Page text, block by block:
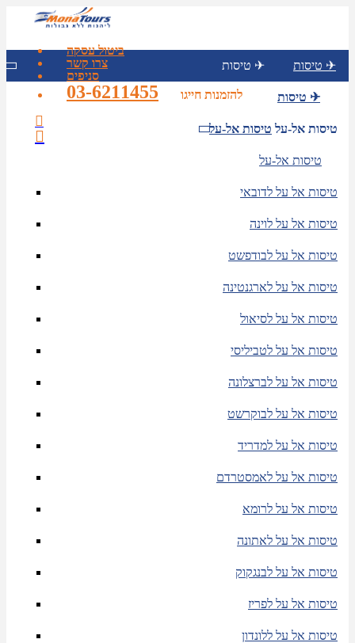
ביטול עסקה
צרו קשר
סניפים
להזמנות חייגו
03-6211455
טיסות ✈ טיסות ✈
טיסות ✈
טיסות אל-על טיסות אל-על
טיסות אל-על
טיסות אל על לדובאי
טיסות אל על לוינה
טיסות אל על לבודפשט
טיסות אל על לארגנטינה
טיסות אל על לסיאול
טיסות אל על לטביליסי
טיסות אל על לברצלונה
טיסות אל על לבוקרשט
טיסות אל על למדריד
טיסות אל על לאמסטרדם
טיסות אל על לרומא
טיסות אל על לאתונה
טיסות אל על לבנגקוק
טיסות אל על לפריז
טיסות אל על ללונדון